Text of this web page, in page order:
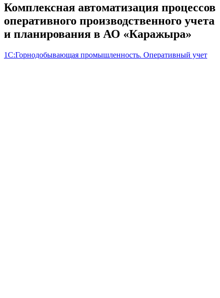
Комплексная автоматизация процессов
оперативного производственного учета
и планирования в АО «Каражыра»
1С:Горнодобывающая промышленность. Оперативный учет